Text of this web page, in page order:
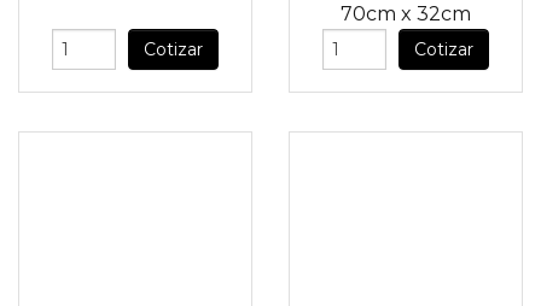
Cotizar
70cm x 32cm
Cotizar